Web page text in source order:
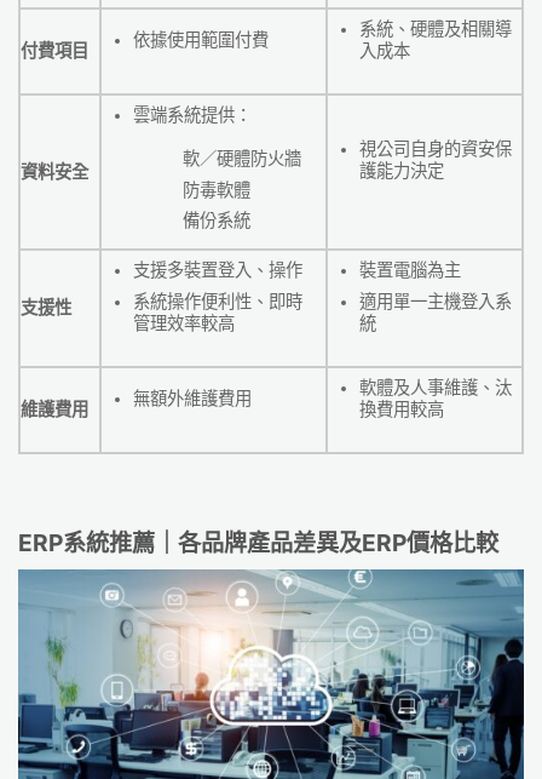
付費項目
依據使用範圍付費
系統、硬體及相關導
入成本
資料安全
雲端系統提供：
軟／硬體防火牆
防毒軟體
備份系統
視公司自身的資安保
護能力決定
支援性
支援多裝置登入、操作
系統操作便利性、即時
管理效率較高
裝置電腦為主
適用單一主機登入系
統
維護費用
無額外維護費用
軟體及人事維護、汰
換費用較高
ERP系統推薦｜各品牌產品差異及ERP價格比較